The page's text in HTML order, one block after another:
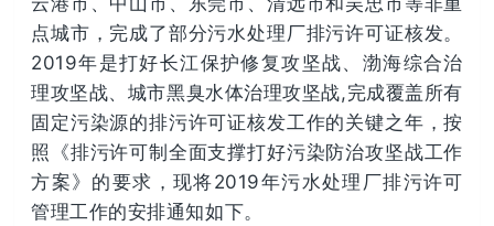
点城市，完成了部分污水处理厂排污许可证核发。
2019年是打好长江保护修复攻坚战、渤海综合治
理攻坚战、城市黑臭水体治理攻坚战,完成覆盖所有
固定污染源的排污许可证核发工作的关键之年，按
照《排污许可制全面支撑打好污染防治攻坚战工作
方案》的要求，现将2019年污水处理厂排污许可
管理工作的安排通知如下。